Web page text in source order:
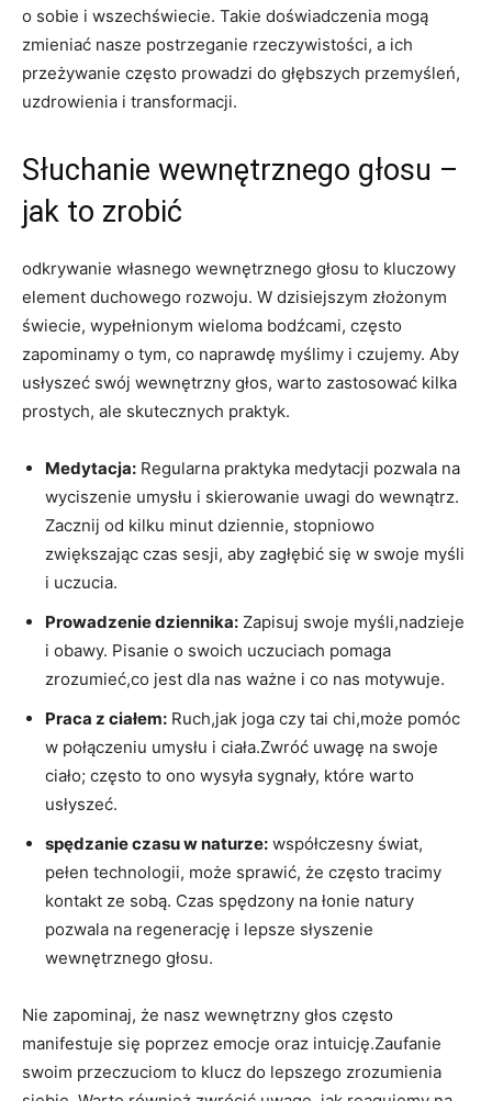
o sobie i wszechświecie. Takie doświadczenia mogą
zmieniać nasze postrzeganie rzeczywistości, a ich
przeżywanie często prowadzi do głębszych przemyśleń,
uzdrowienia i transformacji.
Słuchanie wewnętrznego głosu –
jak to zrobić
odkrywanie własnego wewnętrznego głosu to kluczowy
element duchowego rozwoju. W dzisiejszym złożonym
świecie, wypełnionym wieloma bodźcami, często
zapominamy o tym, co naprawdę myślimy i czujemy. Aby
usłyszeć swój wewnętrzny głos, warto zastosować kilka
prostych, ale skutecznych praktyk.
Medytacja: Regularna praktyka medytacji pozwala na
wyciszenie umysłu i skierowanie uwagi do wewnątrz.
Zacznij od kilku minut dziennie, stopniowo
zwiększając czas sesji, aby zagłębić się w swoje myśli
i uczucia.
Prowadzenie dziennika: Zapisuj swoje myśli,nadzieje
i obawy. Pisanie o swoich uczuciach pomaga
zrozumieć,co jest dla nas ważne i co nas motywuje.
Praca z ciałem: Ruch,jak joga czy tai chi,może pomóc
w połączeniu umysłu i ciała.Zwróć uwagę na swoje
ciało; często to ono wysyła sygnały, które warto
usłyszeć.
spędzanie czasu w naturze: współczesny świat,
pełen technologii, może sprawić, że często tracimy
kontakt ze sobą. Czas spędzony na łonie natury
pozwala na regenerację i lepsze słyszenie
wewnętrznego głosu.
Nie zapominaj, że nasz wewnętrzny głos często
manifestuje się poprzez emocje oraz intuicję.Zaufanie
swoim przeczuciom to klucz do lepszego zrozumienia